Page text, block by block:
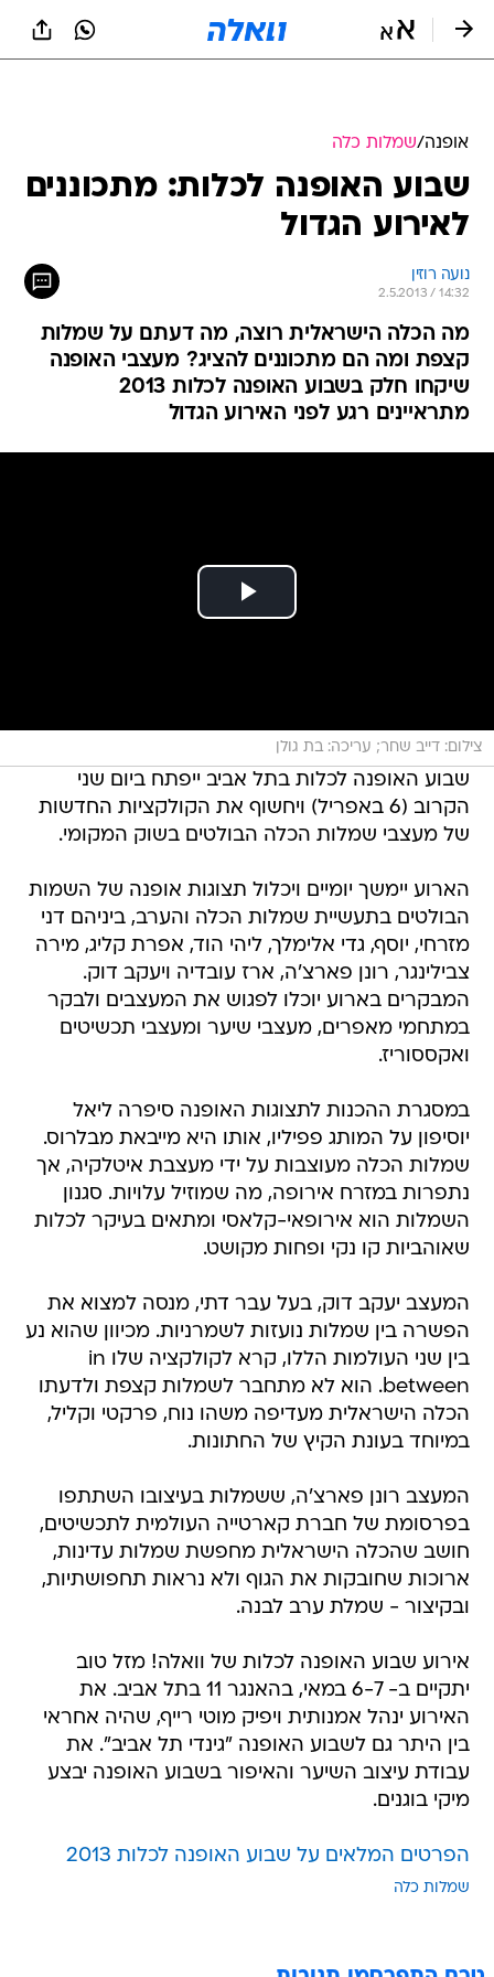
אופנה/שמלות כלה
שבוע האופנה לכלות: מתכוננים
לאירוע הגדול
נועה רוזין
2.5.2013 / 14:32
מה הכלה הישראלית רוצה, מה דעתם על שמלות
קצפת ומה הם מתכוננים להציג? מעצבי האופנה
שיקחו חלק בשבוע האופנה לכלות 2013
מתראיינים רגע לפני האירוע הגדול
צילום: דייב שחר; עריכה: בת גולן
שבוע האופנה לכלות בתל אביב ייפתח ביום שני
הקרוב (6 באפריל) ויחשוף את הקולקציות החדשות
של מעצבי שמלות הכלה הבולטים בשוק המקומי.
הארוע יימשך יומיים ויכלול תצוגות אופנה של השמות
הבולטים בתעשיית שמלות הכלה והערב, ביניהם דני
מזרחי, יוסף, גדי אלימלך, ליהי הוד, אפרת קליג, מירה
צבילינגר, רונן פארצ'ה, ארז עובדיה ויעקב דוק.
המבקרים בארוע יוכלו לפגוש את המעצבים ולבקר
במתחמי מאפרים, מעצבי שיער ומעצבי תכשיטים
ואקססוריז.
במסגרת ההכנות לתצוגות האופנה סיפרה ליאל
יוסיפון על המותג פפיליו, אותו היא מייבאת מבלרוס.
שמלות הכלה מעוצבות על ידי מעצבת איטלקיה, אך
נתפרות במזרח אירופה, מה שמוזיל עלויות. סגנון
השמלות הוא אירופאי-קלאסי ומתאים בעיקר לכלות
שאוהביות קו נקי ופחות מקושט.
המעצב יעקב דוק, בעל עבר דתי, מנסה למצוא את
הפשרה בין שמלות נועזות לשמרניות. מכיוון שהוא נע
בין שני העולמות הללו, קרא לקולקציה שלו in
between. הוא לא מתחבר לשמלות קצפת ולדעתו
הכלה הישראלית מעדיפה משהו נוח, פרקטי וקליל,
במיוחד בעונת הקיץ של החתונות.
המעצב רונן פארצ'ה, ששמלות בעיצובו השתתפו
בפרסומת של חברת קארטייה העולמית לתכשיטים,
חושב שהכלה הישראלית מחפשת שמלות עדינות,
ארוכות שחובקות את הגוף ולא נראות תחפושתיות,
ובקיצור - שמלת ערב לבנה.
אירוע שבוע האופנה לכלות של וואלה! מזל טוב
יתקיים ב- 6-7 במאי, בהאנגר 11 בתל אביב. את
האירוע ינהל אמנותית ויפיק מוטי רייף, שהיה אחראי
בין היתר גם לשבוע האופנה "גינדי תל אביב". את
עבודת עיצוב השיער והאיפור בשבוע האופנה יבצע
מיקי בוגנים.
הפרטים המלאים על שבוע האופנה לכלות 2013
שמלות כלה